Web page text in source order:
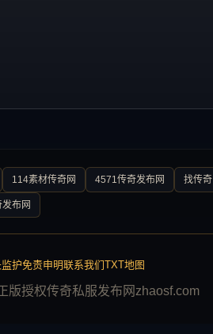
114素材传奇网 4571传奇发布网 找传奇
布网
护免责申明联系我们TXT地图
版授权传奇私服发布网zhaosf.com